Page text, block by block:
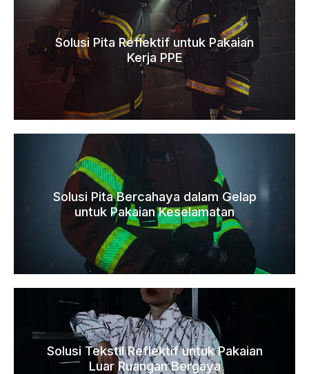
Solusi Pita Reflektif untuk Pakaian
Kerja PPE
Solusi Pita Bercahaya dalam Gelap
untuk Pakaian Keselamatan
Solusi Tekstil Reflektif untuk Pakaian
Luar Ruangan Bergaya